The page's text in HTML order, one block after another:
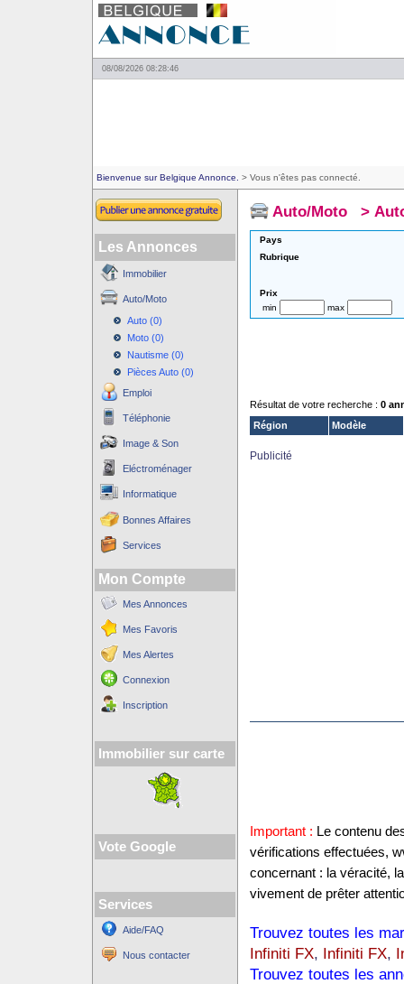
08/08/2026 08:28:46
Bienvenue sur Belgique Annonce. > Vous n'êtes pas connecté.
Les Annonces
Immobilier
Auto/Moto
Auto (0)
Moto (0)
Nautisme (0)
Pièces Auto (0)
Emploi
Téléphonie
Image & Son
Eléctroménager
Informatique
Bonnes Affaires
Services
Mon Compte
Mes Annonces
Mes Favoris
Mes Alertes
Connexion
Inscription
Immobilier sur carte
Vote Google
Services
Aide/FAQ
Nous contacter
Auto/Moto >
Pays
Rubrique
Prix
min
max
Résultat de votre recherche : 0
Région
Modèle
Publicité
Important : Le contenu
vérifications effectuées,
concernant : la véracité,
vivement de prêter
Trouvez toutes les
Infiniti FX, Infiniti FX,
Trouvez toutes les